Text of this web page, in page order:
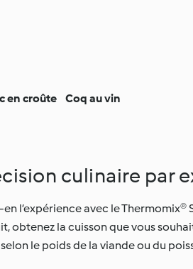
en croûte Coq au vin
culinaire par
l’expérience avec le Thermomix®
obtenez la cuisson que vous
le poids de la viande ou du